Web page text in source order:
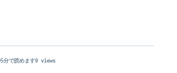
5分で読めます0 views